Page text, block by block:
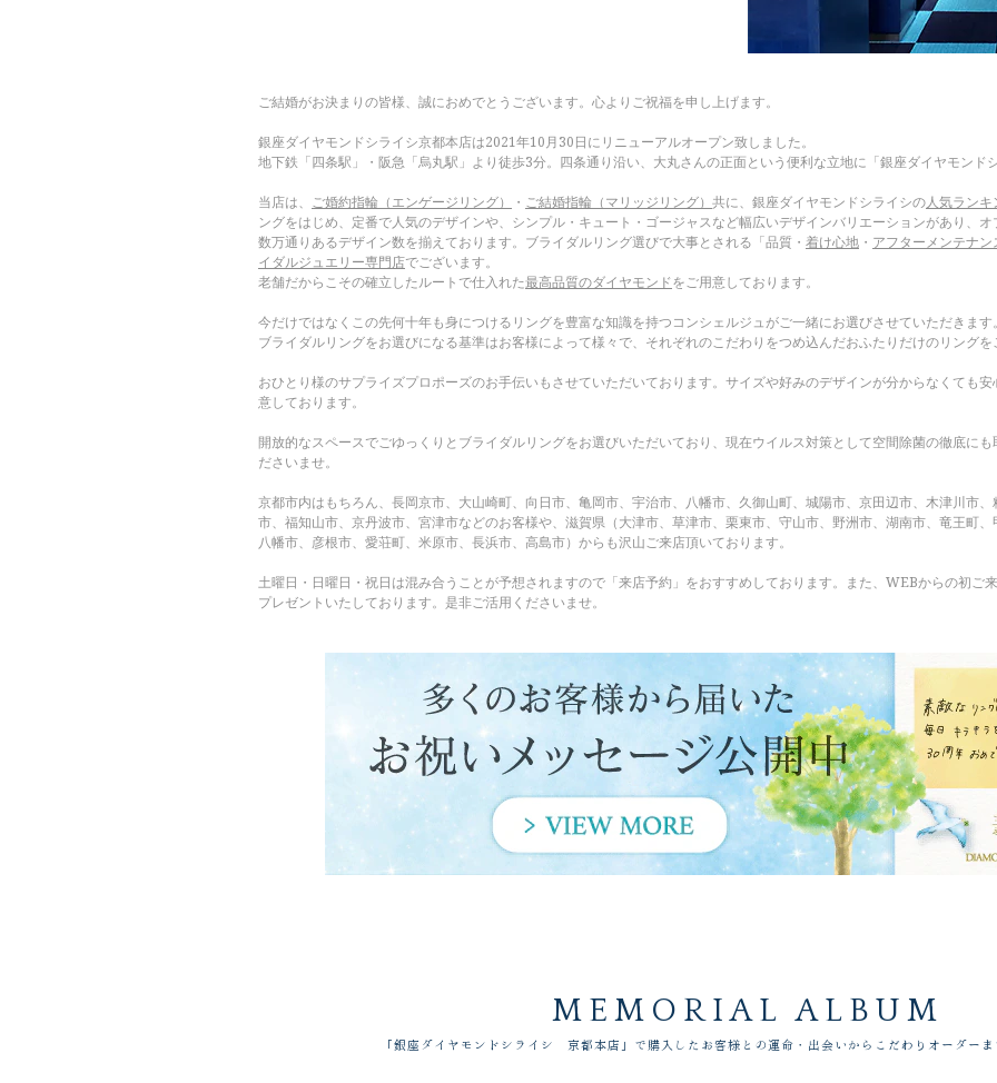
ご結婚がお決まりの皆様、誠におめでとうございます。心よりご祝福を申し上げます。
銀座ダイヤモンドシライシ京都本店は2021年10月30日にリニューアルオープン致しました。
地下鉄「四条駅」・阪急「烏丸駅」より徒歩3分。四条通り沿い、大丸さんの正面という便利な立地に「銀座ダイヤモンド
当店は、 ご婚約指輪（エンゲージリング） ・ ご結婚指輪（マリッジリング） 共に、銀座ダイヤモンドシライシの人気ランキ
ングをはじめ、定番で人気のデザインや、シンプル・キュート・ゴージャスなど幅広いデザインバリエーションがあり、
数万通りあるデザイン数を揃えております。ブライダルリング選びで大事とされる「品質・ 着け心地 ・ アフターメンテナン
イダルジュエリー専門店でございます。
老舗だからこその確立したルートで仕入れた最高品質のダイヤモンドをご用意しております。
今だけではなくこの先何十年も身につけるリングを豊富な知識を持つコンシェルジュがご一緒にお選びさせていただきます。
ブライダルリングをお選びになる基準はお客様によって様々で、それぞれのこだわりをつめ込んだおふたりだけのリングを
おひとり様のサプライズプロポーズのお手伝いもさせていただいております。サイズや好みのデザインが分からなくても安
意しております。
開放的なスペースでごゆっくりとブライダルリングをお選びいただいており、現在ウイルス対策として空間除菌の徹底にも
ださいませ。
京都市内はもちろん、長岡京市、大山崎町、向日市、亀岡市、宇治市、八幡市、久御山町、城陽市、京田辺市、木津川市
市、福知山市、京丹波市、宮津市などのお客様や、滋賀県（大津市、草津市、栗東市、守山市、野洲市、湖南市、竜王町
八幡市、彦根市、愛荘町、米原市、長浜市、高島市）からも沢山ご来店頂いております。
土曜日・日曜日・祝日は混み合うことが予想されますので「来店予約」をおすすめしております。また、WEBからの初ご
プレゼントいたしております。是非ご活用くださいませ。
MEMORIAL ALBUM
「銀座ダイヤモンドシライシ 京都本店」で購入したお客様との運命・出会いからこだわりオーダー